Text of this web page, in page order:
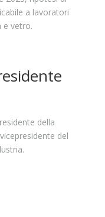
a lavoratori
e vetro.
della
del